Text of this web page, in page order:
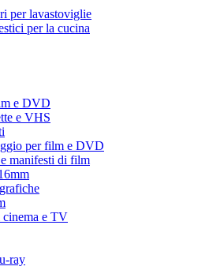
per lavastoviglie
per la cucina
e DVD
e VHS
per film e DVD
manifesti di film
cinema e TV
ray